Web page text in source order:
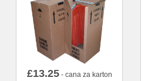
£13.25- cana za karton